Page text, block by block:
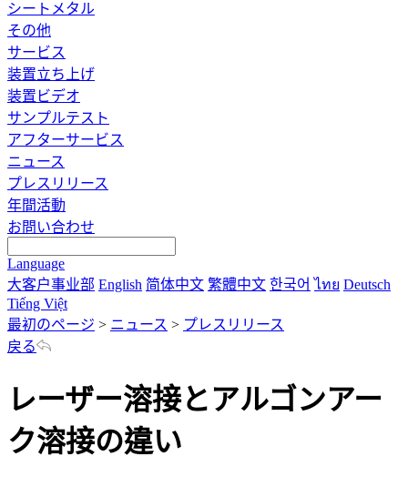
シートメタル
その他
サービス
装置立ち上げ
装置ビデオ
サンプルテスト
アフターサービス
ニュース
プレスリリース
年間活動
お問い合わせ
Language
大客户事业部 English 简体中文 繁體中文 한국어 ไทย Deutsch
Tiếng Việt
最初のページ > ニュース > プレスリリース
戻る
レーザー溶接とアルゴンアー
ク溶接の違い